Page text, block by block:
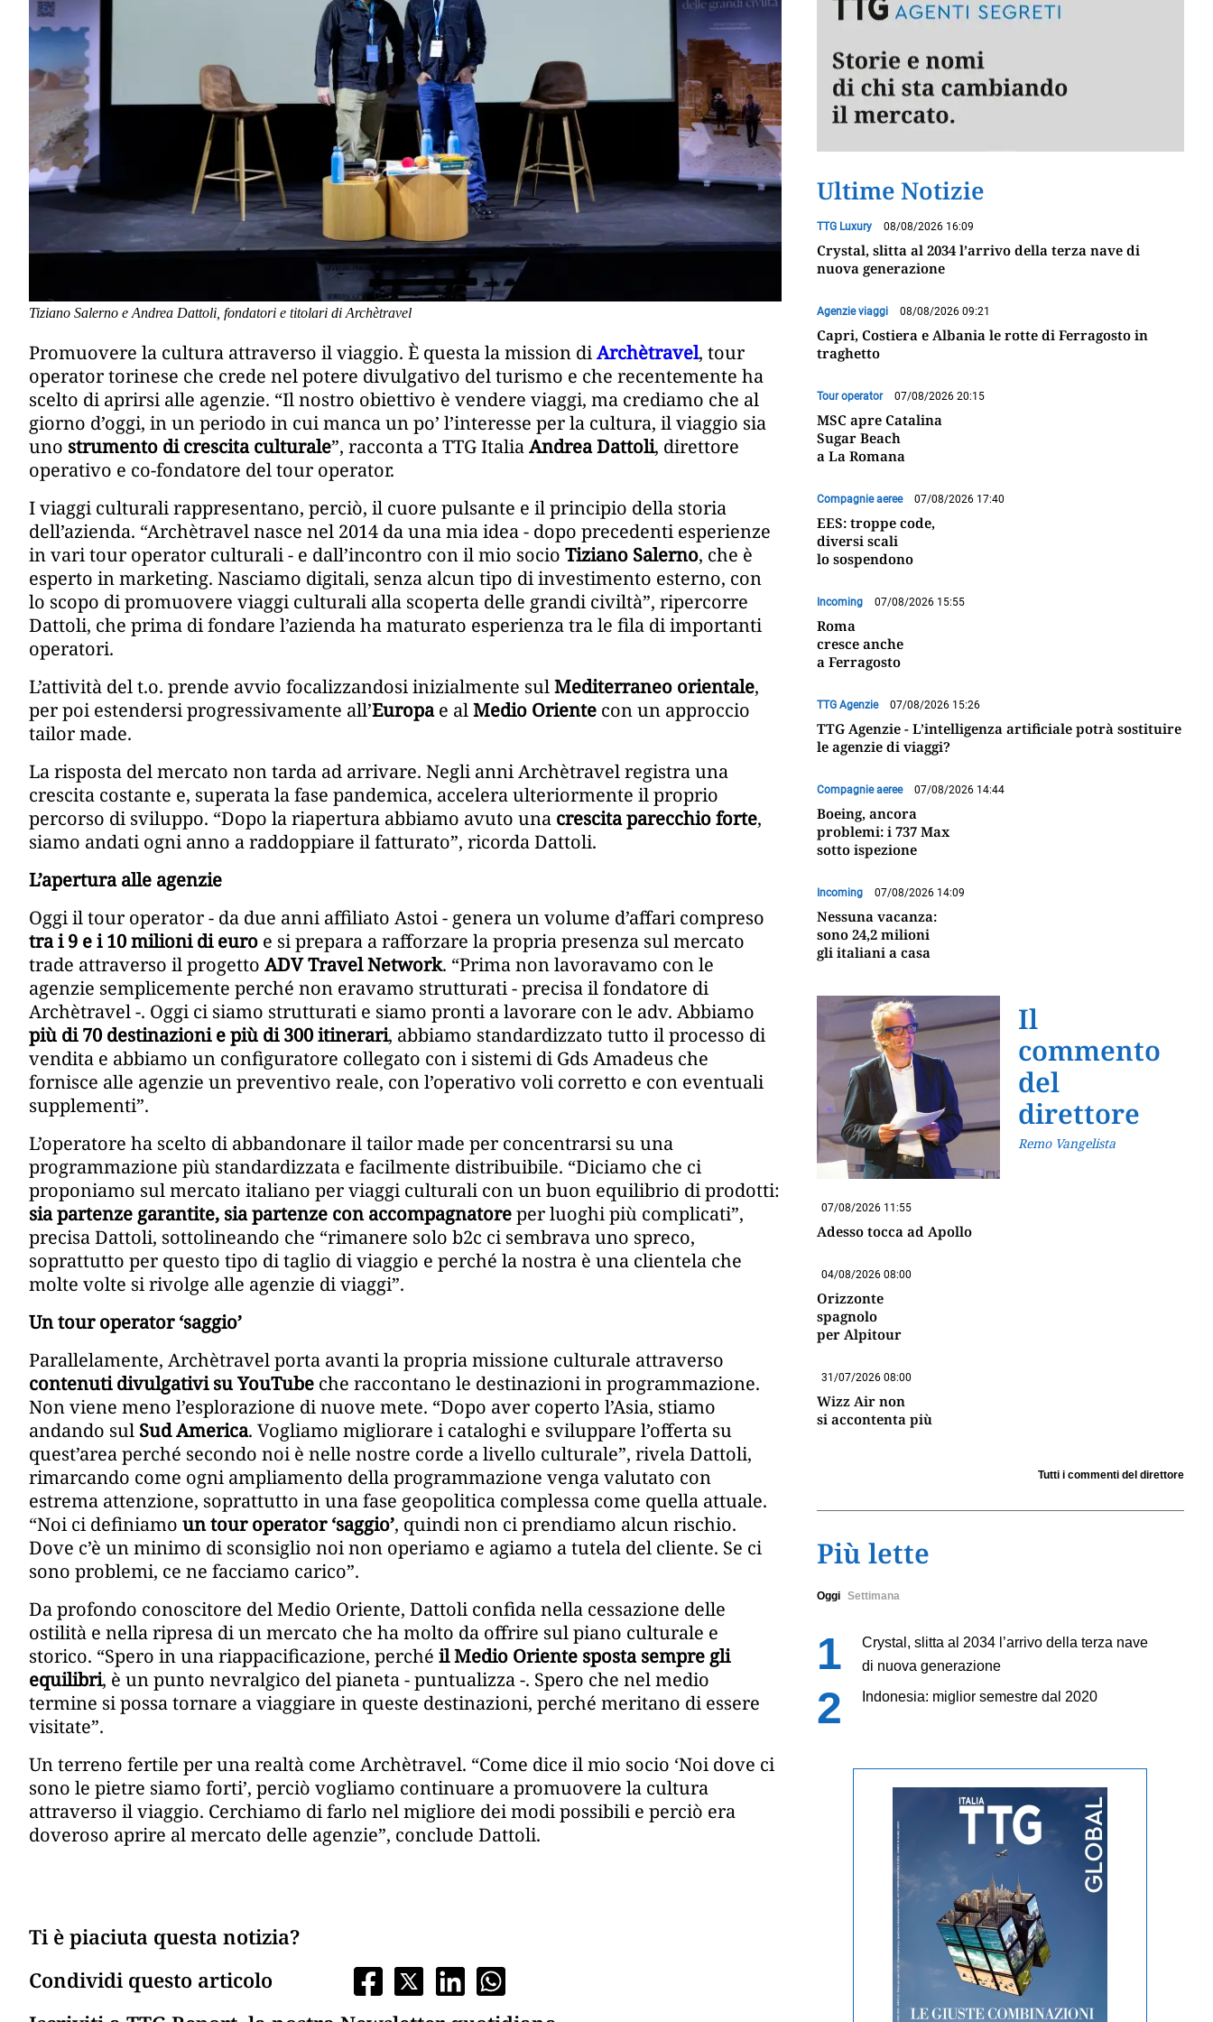
Tiziano Salerno e Andrea Dattoli, fondatori e titolari di Archètravel
Promuovere la cultura attraverso il viaggio. È questa la mission diArchètravel, tour
operator torinese che crede nel potere divulgativo del turismo e che recentemente ha
scelto di aprirsi alle agenzie. “Il nostro obiettivo è vendere viaggi, ma crediamo che al
giorno d’oggi, in un periodo in cui manca un po’ l’interesse per la cultura, il viaggio sia
uno strumento di crescita culturale”, racconta a TTG ItaliaAndrea Dattoli, direttore
operativo e co-fondatore del tour operator.
I viaggi culturali rappresentano, perciò, il cuore pulsante e il principio della storia
dell’azienda. “Archètravel nasce nel 2014 da una mia idea - dopo precedenti esperienze
in vari tour operator culturali - e dall’incontro con il mio socio Tiziano Salerno, che è
esperto in marketing. Nasciamo digitali, senza alcun tipo di investimento esterno, con
lo scopo di promuovere viaggi culturali alla scoperta delle grandi civiltà”, ripercorre
Dattoli, che prima di fondare l’azienda ha maturato esperienza tra le fila di importanti
operatori.
L’attività del t.o. prende avvio focalizzandosi inizialmente sulMediterraneo orientale,
per poi estendersi progressivamente all’Europae alMedio Oriente con un approccio
tailor made.
La risposta del mercato non tarda ad arrivare. Negli anni Archètravel registra una
crescita costante e, superata la fase pandemica, accelera ulteriormente il proprio
percorso di sviluppo. “Dopo la riapertura abbiamo avuto una crescita parecchio forte,
siamo andati ogni anno a raddoppiare il fatturato”, ricorda Dattoli.
L’apertura alle agenzie
Oggi il tour operator - da due anni affiliato Astoi - genera un volume d’affari compreso
tra i 9 e i 10 milioni di euro e si prepara a rafforzare la propria presenza sul mercato
trade attraverso il progetto ADV Travel Network. “Prima non lavoravamo con le
agenzie semplicemente perché non eravamo strutturati - precisa il fondatore di
Archètravel -. Oggi ci siamo strutturati e siamo pronti a lavorare con le adv. Abbiamo
più di 70 destinazioni e più di 300 itinerari, abbiamo standardizzato tutto il processo di
vendita e abbiamo un configuratore collegato con i sistemi di Gds Amadeus che
fornisce alle agenzie un preventivo reale, con l’operativo voli corretto e con eventuali
supplementi”.
L’operatore ha scelto di abbandonare il tailor made per concentrarsi su una
programmazione più standardizzata e facilmente distribuibile. “Diciamo che ci
proponiamo sul mercato italiano per viaggi culturali con un buon equilibrio di prodotti:
sia partenze garantite, sia partenze con accompagnatoreper luoghi più complicati”,
precisa Dattoli, sottolineando che “rimanere solo b2c ci sembrava uno spreco,
soprattutto per questo tipo di taglio di viaggio e perché la nostra è una clientela che
molte volte si rivolge alle agenzie di viaggi”.
Un tour operator ‘saggio’
Parallelamente, Archètravel porta avanti la propria missione culturale attraverso
contenuti divulgativi su YouTube che raccontano le destinazioni in programmazione.
Non viene meno l’esplorazione di nuove mete. “Dopo aver coperto l’Asia, stiamo
andando sul Sud America. Vogliamo migliorare i cataloghi e sviluppare l’offerta su
quest’area perché secondo noi è nelle nostre corde a livello culturale”, rivela Dattoli,
rimarcando come ogni ampliamento della programmazione venga valutato con
estrema attenzione, soprattutto in una fase geopolitica complessa come quella attuale.
“Noi ci definiamo un tour operator ‘saggio’, quindi non ci prendiamo alcun rischio.
Dove c’è un minimo di sconsiglio noi non operiamo e agiamo a tutela del cliente. Se ci
sono problemi, ce ne facciamo carico”.
Da profondo conoscitore del Medio Oriente, Dattoli confida nella cessazione delle
ostilità e nella ripresa di un mercato che ha molto da offrire sul piano culturale e
storico. “Spero in una riappacificazione, perché il Medio Oriente sposta sempre gli
equilibri, è un punto nevralgico del pianeta - puntualizza -. Spero che nel medio
termine si possa tornare a viaggiare in queste destinazioni, perché meritano di essere
visitate”.
Un terreno fertile per una realtà come Archètravel. “Come dice il mio socio ‘Noi dove ci
sono le pietre siamo forti’, perciò vogliamo continuare a promuovere la cultura
attraverso il viaggio. Cerchiamo di farlo nel migliore dei modi possibili e perciò era
doveroso aprire al mercato delle agenzie”, conclude Dattoli.
Ti è piaciuta questa notizia?
Condividi questo articolo
Ultime Notizie
TTG Luxury 08/08/2026 16:09
Crystal, slitta al 2034 l’arrivo della terza nave di
nuova generazione
Agenzie viaggi 08/08/2026 09:21
Capri, Costiera e Albania le rotte di Ferragosto in
traghetto
Tour operator 07/08/2026 20:15
MSC apre Catalina
Sugar Beach
a La Romana
Compagnie aeree 07/08/2026 17:40
EES: troppe code,
diversi scali
lo sospendono
Incoming 07/08/2026 15:55
Roma
cresce anche
a Ferragosto
TTG Agenzie 07/08/2026 15:26
TTG Agenzie - L’intelligenza artificiale potrà sostituire
le agenzie di viaggi?
Compagnie aeree 07/08/2026 14:44
Boeing, ancora
problemi: i 737 Max
sotto ispezione
Incoming 07/08/2026 14:09
Nessuna vacanza:
sono 24,2 milioni
gli italiani a casa
Il
commento
del
direttore
Remo Vangelista
07/08/2026 11:55
Adesso tocca ad Apollo
04/08/2026 08:00
Orizzonte
spagnolo
per Alpitour
31/07/2026 08:00
Wizz Air non
si accontenta più
Tutti i commenti del direttore
Più lette
Oggi Settimana
Crystal, slitta al 2034 l’arrivo della terza nave
di nuova generazione
Indonesia: miglior semestre dal 2020